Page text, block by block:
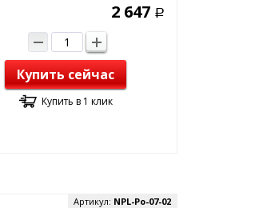
2 647 Р
Купить сейчас
Купить в 1 клик
Артикул: NPL-Po-07-02